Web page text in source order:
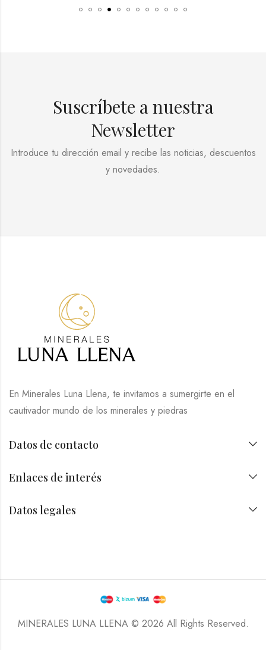
Suscríbete a nuestra
Newsletter
Introduce tu dirección email y recibe las noticias, descuentos
y novedades.
En Minerales Luna Llena, te invitamos a sumergirte en el
cautivador mundo de los minerales y piedras
Datos de contacto
Enlaces de interés
Datos legales
MINERALES LUNA LLENA © 2026 All Rights Reserved.